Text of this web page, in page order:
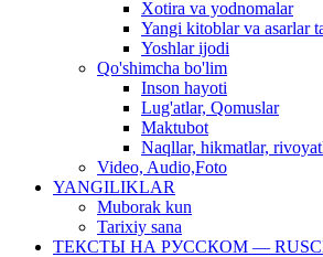
Xotira va yodnomalar
Yangi kitoblar va asarlar
Yoshlar ijodi
Qo'shimcha bo'lim
Inson hayoti
Lug'atlar, Qomuslar
Maktubot
Naqllar, hikmatlar,
Video, Audio,Foto
YANGILIKLAR
Muborak kun
Tarixiy sana
ТЕКСТЫ НА РУССКОМ —